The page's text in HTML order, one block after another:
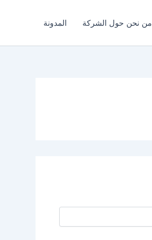
من نحن حول الشركة المدونة